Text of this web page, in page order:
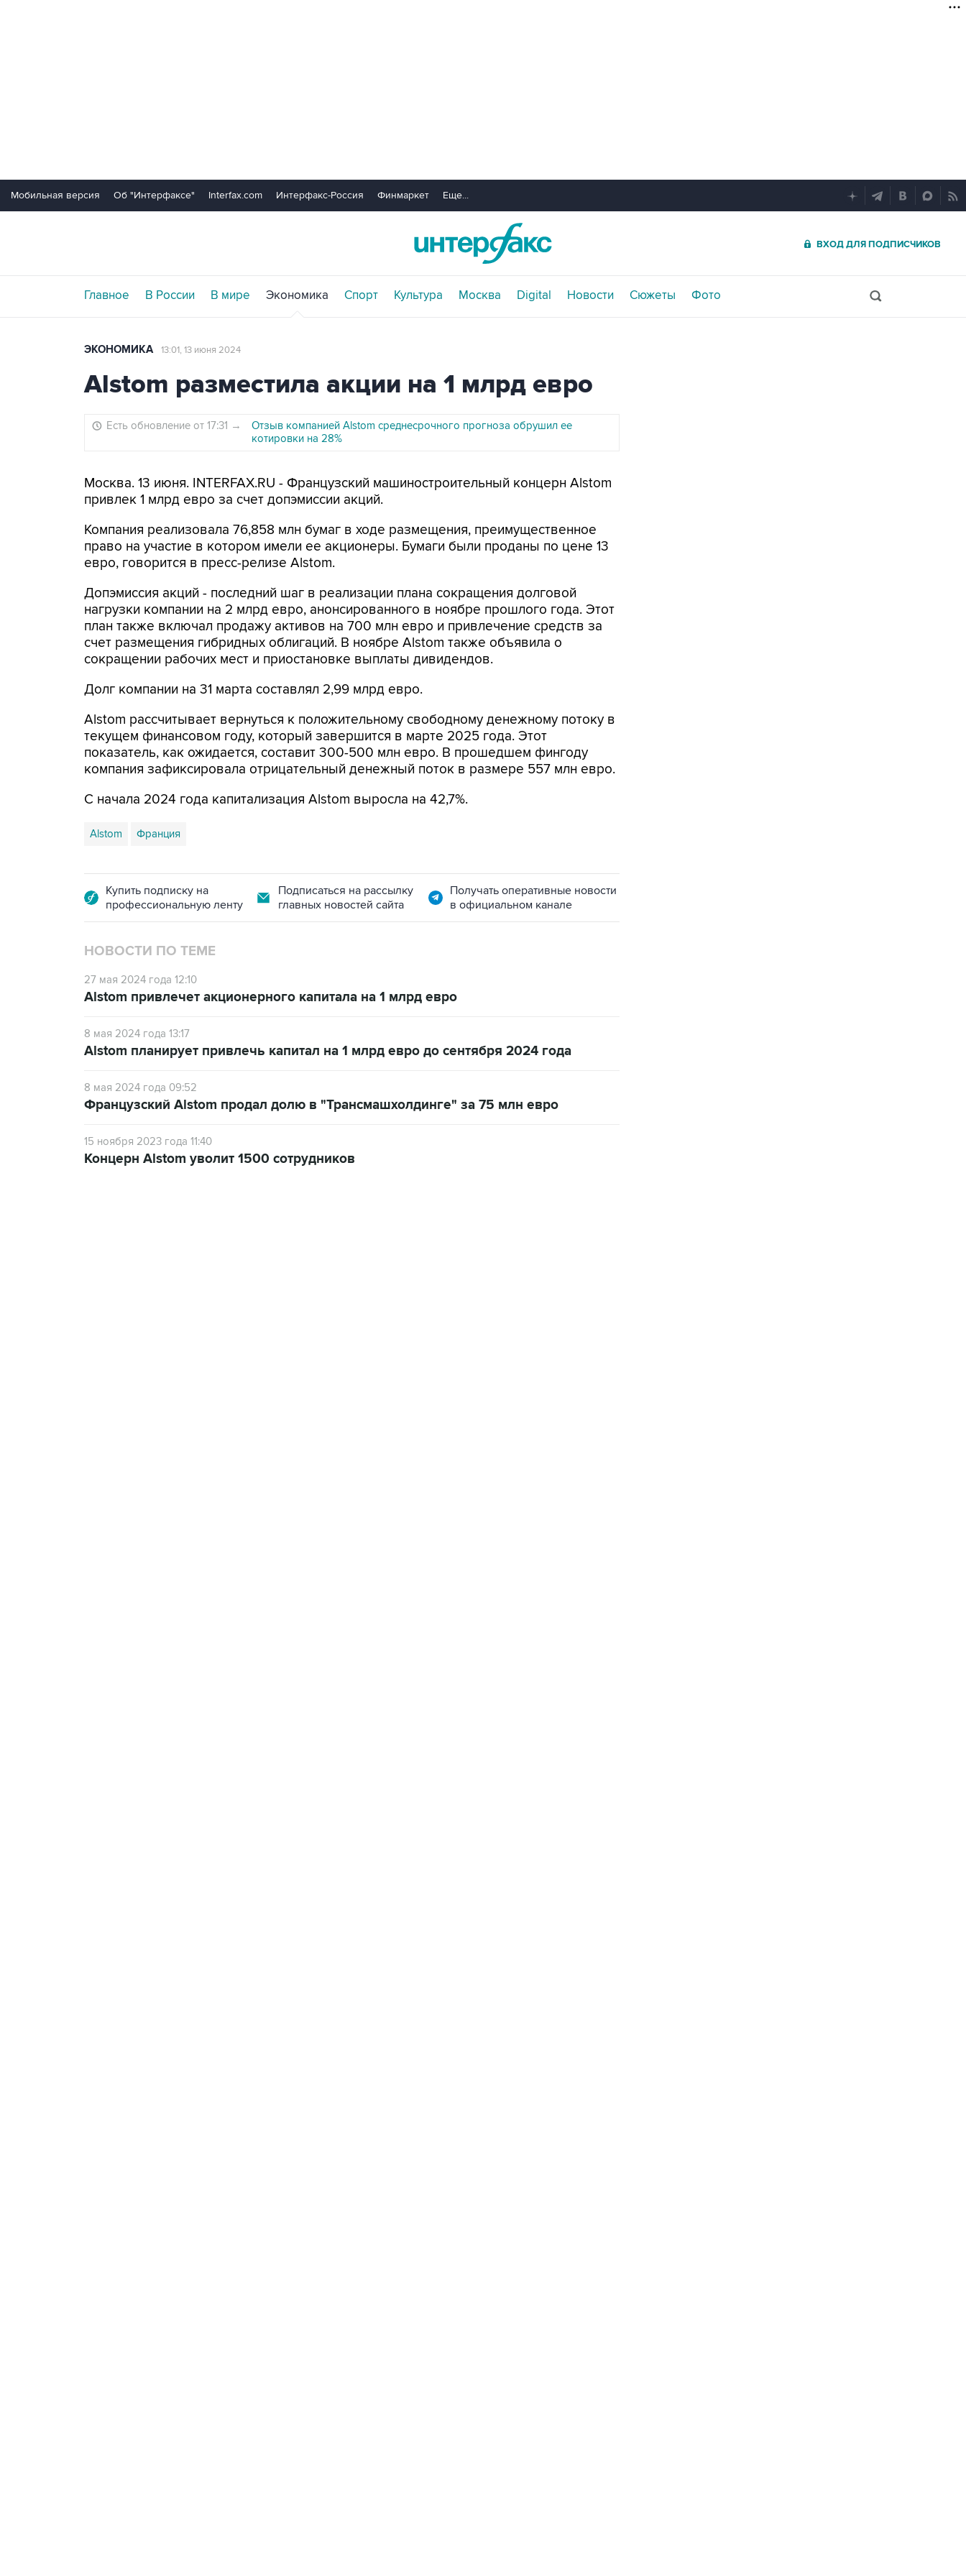
Мобильная версия Об "Интерфаксе" Interfax.com Интерфакс-Россия Финмаркет Еще...
ВХОД ДЛЯ ПОДПИСЧИКОВ
Главное В России В мире Экономика Спорт Культура Москва Digital Новости Сюжеты Фото
ЭКОНОМИКА 13:01, 13 июня 2024
Alstom разместила акции на 1 млрд евро
Есть обновление от 17:31 →
Отзыв компанией Alstom среднесрочного прогноза обрушил ее
котировки на 28%
Москва. 13 июня. INTERFAX.RU - Французский машиностроительный концерн Alstom
привлек 1 млрд евро за счет допэмиссии акций.
Компания реализовала 76,858 млн бумаг в ходе размещения, преимущественное
право на участие в котором имели ее акционеры. Бумаги были проданы по цене 13
евро, говорится в пресс-релизе Alstom.
Допэмиссия акций - последний шаг в реализации плана сокращения долговой
нагрузки компании на 2 млрд евро, анонсированного в ноябре прошлого года. Этот
план также включал продажу активов на 700 млн евро и привлечение средств за
счет размещения гибридных облигаций. В ноябре Alstom также объявила о
сокращении рабочих мест и приостановке выплаты дивидендов.
Долг компании на 31 марта составлял 2,99 млрд евро.
Alstom рассчитывает вернуться к положительному свободному денежному потоку в
текущем финансовом году, который завершится в марте 2025 года. Этот
показатель, как ожидается, составит 300-500 млн евро. В прошедшем фингоду
компания зафиксировала отрицательный денежный поток в размере 557 млн евро.
С начала 2024 года капитализация Alstom выросла на 42,7%.
Alstom Франция
Купить подписку на
профессиональную ленту
Подписаться на рассылку
главных новостей сайта
Получать оперативные новости
в официальном канале
НОВОСТИ ПО ТЕМЕ
27 мая 2024 года 12:10
Alstom привлечет акционерного капитала на 1 млрд евро
8 мая 2024 года 13:17
Alstom планирует привлечь капитал на 1 млрд евро до сентября 2024 года
8 мая 2024 года 09:52
Французский Alstom продал долю в "Трансмашхолдинге" за 75 млн евро
15 ноября 2023 года 11:40
Концерн Alstom уволит 1500 сотрудников